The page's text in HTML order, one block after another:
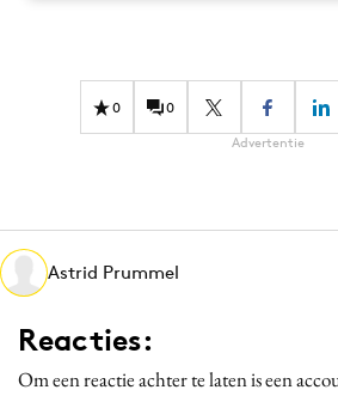
Effectiviteit
Gedragsverandering
Martech
Media
Merkstrategie
PR
Programmatic
0 0
Advertentie
Astrid Prummel
Reacties:
Om een reactie achter te laten is een